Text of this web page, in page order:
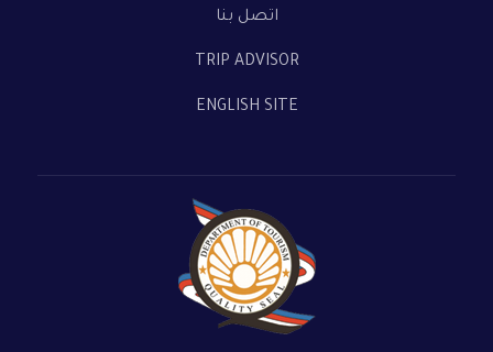
اتصل بنا
TRIP ADVISOR
ENGLISH SITE